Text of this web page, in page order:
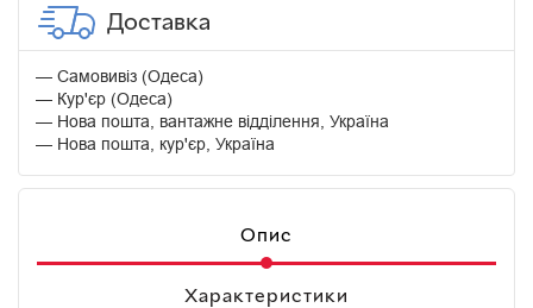
Доставка
Самовивіз (Одеса)
Кур'єр (Одеса)
Нова пошта, вантажне відділення, Україна
Нова пошта, кур'єр, Україна
Опис
Характеристики